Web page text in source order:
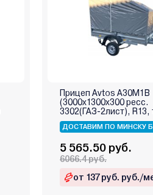
Прицеп Avtos А30М1В
(3000х1300х300 ресс.
3302(ГАЗ-2лист), R13,
ДОСТАВИМ ПО МИНСКУ
5 565.50 руб.
6066.4 руб.
от 137 руб. руб./